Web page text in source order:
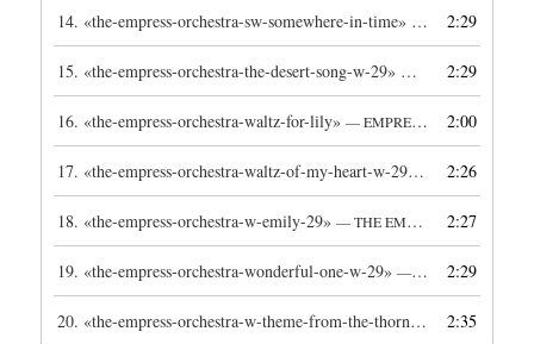
14. «the-empress-orchestra-sw-somewhere-in-time» — UNKNOWN
2:29
15. «the-empress-orchestra-the-desert-song-w-29» — THE EMPRESS
2:29
16. «the-empress-orchestra-waltz-for-lily»— EMPRESS ORCHESTRA 2:00
17. «the-empress-orchestra-waltz-of-my-heart-w-29» — THE2:26
18. «the-empress-orchestra-w-emily-29»— THE EMPRESS ORCHESTRA 2:27
19. «the-empress-orchestra-wonderful-one-w-29»— THE EMPRESS ORCHESTRA 2:29
20. «the-empress-orchestra-w-theme-from-the-thornbirds» — THE
2:35